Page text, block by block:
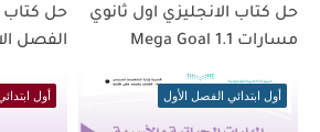
حل كتاب الانجليزي اول ثانوي
مسارات Mega Goal 1.1
حل كتاب
الفصل الاول
أول ابتدائي الفصل الأول أول